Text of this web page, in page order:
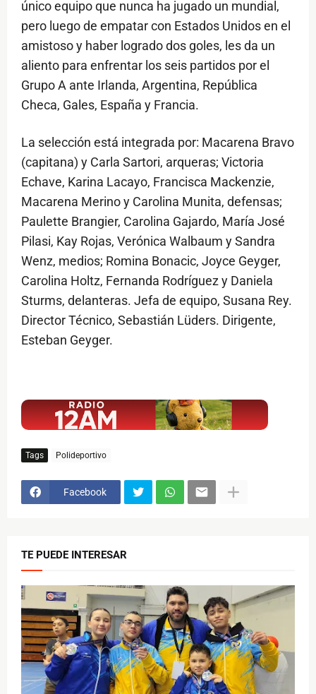
único equipo que nunca ha jugado un mundial,
pero luego de empatar con Estados Unidos en el
amistoso y haber logrado dos goles, les da un
aliento para enfrentar los seis partidos por el
Grupo A ante Irlanda, Argentina, República
Checa, Gales, España y Francia.
La selección está integrada por: Macarena Bravo
(capitana) y Carla Sartori, arqueras; Victoria
Echave, Karina Lacayo, Francisca Mackenzie,
Macarena Merino y Carolina Munita, defensas;
Paulette Brangier, Carolina Gajardo, María José
Pilasi, Kay Rojas, Verónica Walbaum y Sandra
Wenz, medios; Romina Bonacic, Joyce Geyger,
Carolina Holtz, Fernanda Rodríguez y Daniela
Sturms, delanteras. Jefa de equipo, Susana Rey.
Director Técnico, Sebastián Lüders. Dirigente,
Esteban Geyger.
Tags Polideportivo
Facebook
TE PUEDE INTERESAR